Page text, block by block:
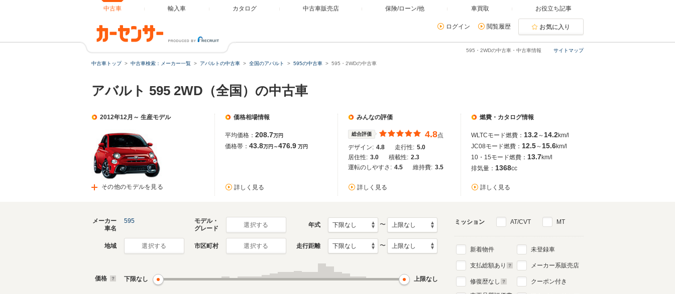
中古車 輸入車 カタログ 中古車販売店 保険/ローン/他 車買取 お役立ち記事
ログイン 閲覧履歴 お気に入り
サイトマップ
595・2WDの中古車・中古車情報
中古車トップ 中古車検索：メーカー一覧 アバルトの中古車 全国のアバルト 595の中古車 595・2WDの中古車
アバルト 595 2WD（全国）の中古車
2012年12月～ 生産モデル
その他のモデルを見る
価格相場情報
平均価格： 208.7万円
価格帯： 43.8万円～476.9 万円
詳しく見る
みんなの評価
総合評価 4.8点
デザイン: 4.8 走行性: 5.0
居住性: 3.0 積載性: 2.3
運転のしやすさ: 4.5 維持費: 3.5
詳しく見る
燃費・カタログ情報
WLTCモード燃費： 13.2～ 14.2km/l
JC08モード燃費： 12.5～ 15.6km/l
10・15モード燃費： 13.7km/l
排気量： 1368cc
詳しく見る
生産モデル
595のカタログを見る
メーカー
車名
595
モデル・
グレード
選択する 年式 〜
地域 選択する 市区町村 選択する 走行距離 〜
価格 下限なし 上限なし
ミッション AT/CVT MT
新着物件
支払総額あり
修復歴なし
未登録車
メーカー系販売店
クーポン付き